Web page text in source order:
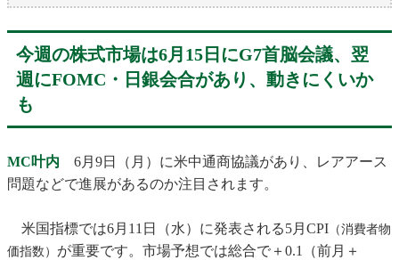
今週の株式市場は6月15日にG7首脳会議、翌
週にFOMC・日銀会合があり、動きにくいか
も
MC叶内 6月9日（月）に米中通商協議があり、レアアース
問題などで進展があるのか注目されます。
米国指標では6月11日（水）に発表される5月CPI （消費者物
価指数） が重要です。市場予想では総合で＋0.1（前月＋